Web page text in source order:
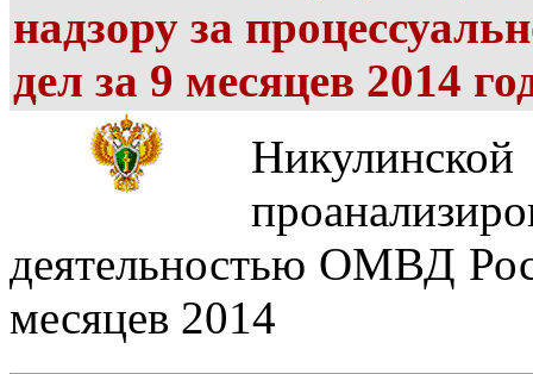
надзору за
дел за 9 месяцев 2014
деятельностью ОМВД
месяцев 2014